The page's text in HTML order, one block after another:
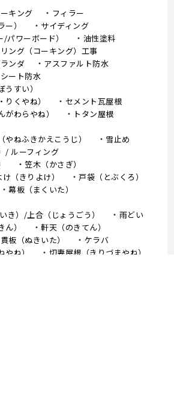
キング
フィラー
）
サイディング
パワーボード）
油性塗料
ング（コーキング）工事
ンダ
アスファルト防水
シート防水
すい）
くやね）
セメント瓦屋根
わらやね）
トタン屋根
ねふきかえこうじ）
雪止め
/ ルーフィング
笠木（かさぎ）
（きりよけ）
戸袋（とぶくろ）
幕板（まくいた）
き）/上合（じょうごう）
雨どい
）
軒天（のきてん）
貫板（ぬきいた）
ケラバ
ね）
切妻屋根（きりづまやね）